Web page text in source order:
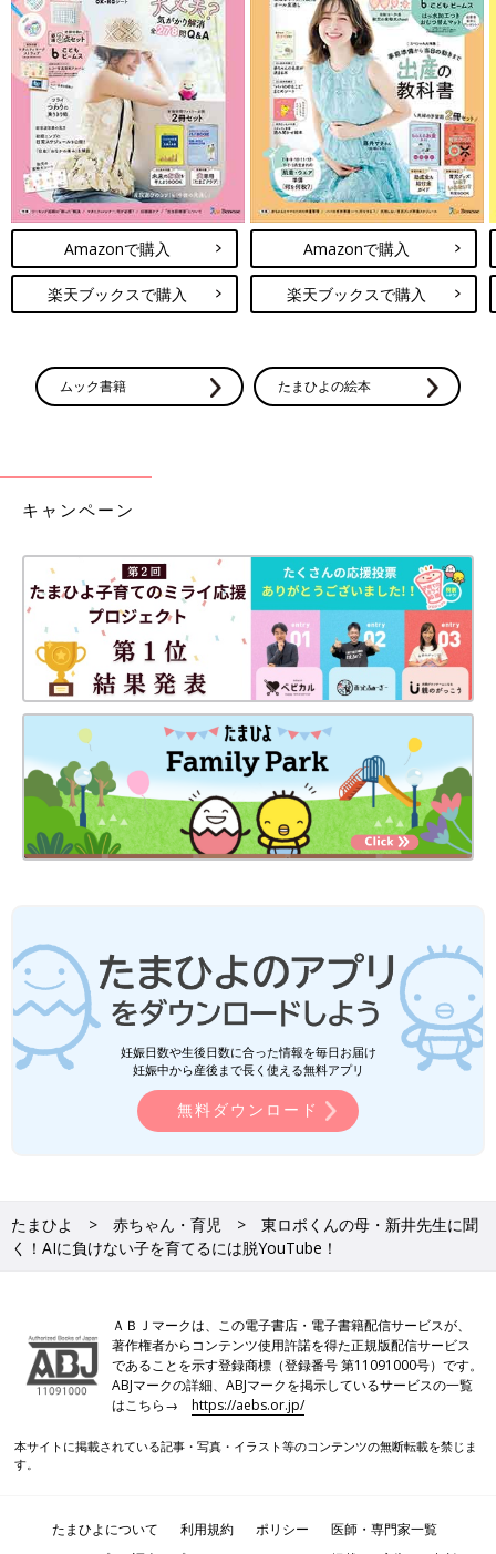
Amazonで購入
楽天ブックスで購入
Amazonで購入
楽天ブックスで購入
ムック書籍 たまひよの絵本
キャンペーン
妊娠日数や生後日数に合った情報を毎日お届け
妊娠中から産後まで長く使える無料アプリ
無料ダウンロード
たまひよ 赤ちゃん・育児
東ロボくんの母・新井先生に聞
く！AIに負けない子を育てるには脱YouTube！
ＡＢＪマークは、この電子書店・電子書籍配信サービスが、
著作権者からコンテンツ使用許諾を得た正規版配信サービス
であることを示す登録商標（登録番号 第11091000号）です。
ABJマークの詳細、ABJマークを掲示しているサービスの一覧
はこちら→https://aebs.or.jp/
本サイトに掲載されている記事・写真・イラスト等のコンテンツの無断転載を禁じま
す。
たまひよについて 利用規約 ポリシー
医師・専門家一覧